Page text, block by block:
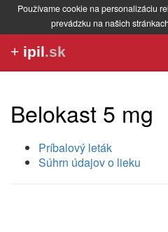
Používame cookie na personalizáciu
prevádzku na našich
+ ipil.sk
Belokast 5 mg
Príbalový leták
Súhrn údajov o lieku